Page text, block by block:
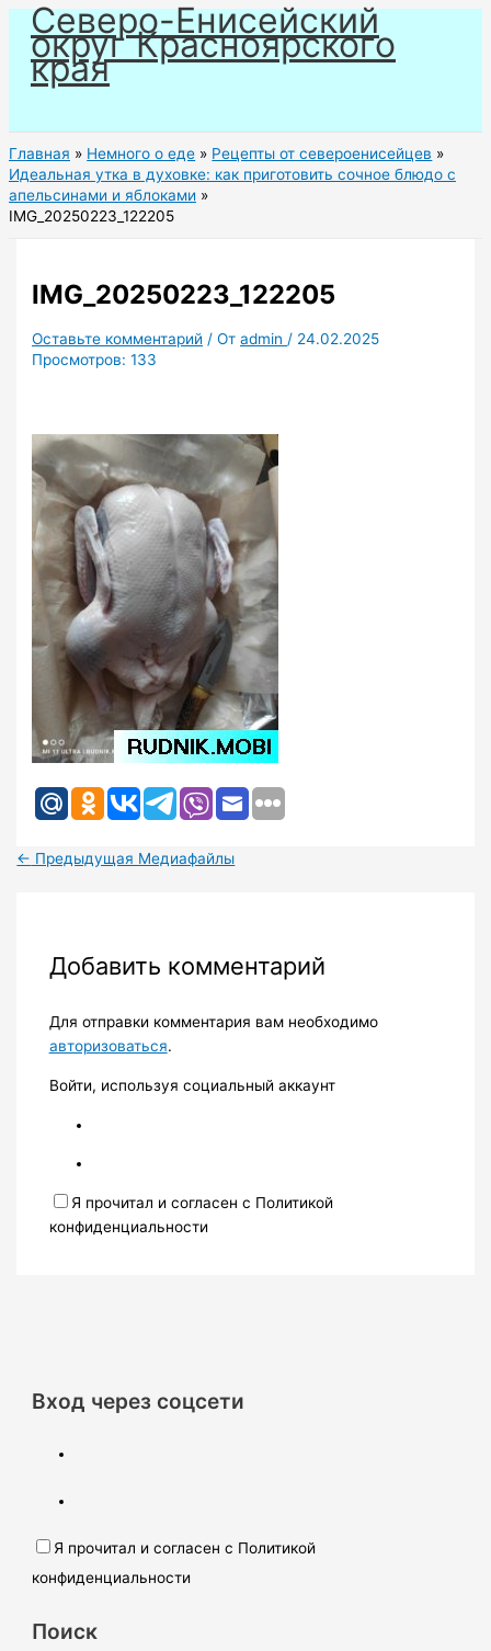
Перейти
содержимому
Северо-Енисейский
округ Красноярского
края
Главная Немного о еде
Рецепты от североенисейцев
Идеальная утка в духовке: как приготовить сочное блюдо с
апельсинами и яблоками
IMG_20250223_122205
IMG_20250223_122205
Оставьте комментарий / Отadmin / 24.02.2025
Просмотров: 133
← Предыдущая Медиафайлы
Добавить комментарий
Для отправки комментария вам необходимо
авторизоваться.
Войти, используя социальный аккаунт
Я прочитал и согласен с Политикой
конфиденциальности
Вход через соцсети
Я прочитал и согласен с Политикой
конфиденциальности
Поиск